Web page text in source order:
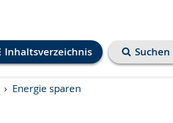
Inhaltsverzeichnis Suchen
Energie sparen